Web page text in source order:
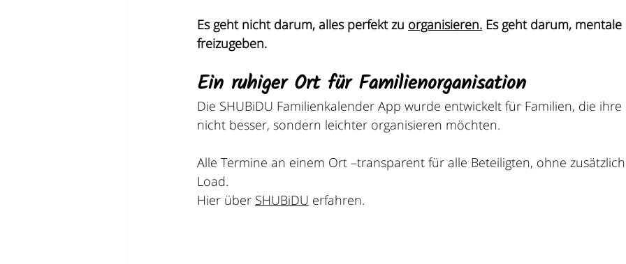
Es geht nicht darum, alles perfekt zu organisieren. Es geht darum, mentale
freizugeben.
Ein ruhiger Ort für Familienorganisation
Die SHUBiDU Familienkalender App wurde entwickelt für Familien, die
nicht besser, sondern leichter organisieren möchten.
Alle Termine an einem Ort –transparent für alle Beteiligten, ohne
Load.
Hier über SHUBiDU erfahren.